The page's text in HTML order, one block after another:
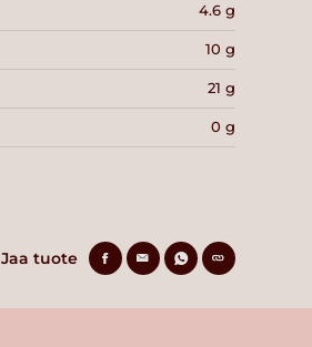
4.6 g
10 g
21 g
0 g
Jaa tuote